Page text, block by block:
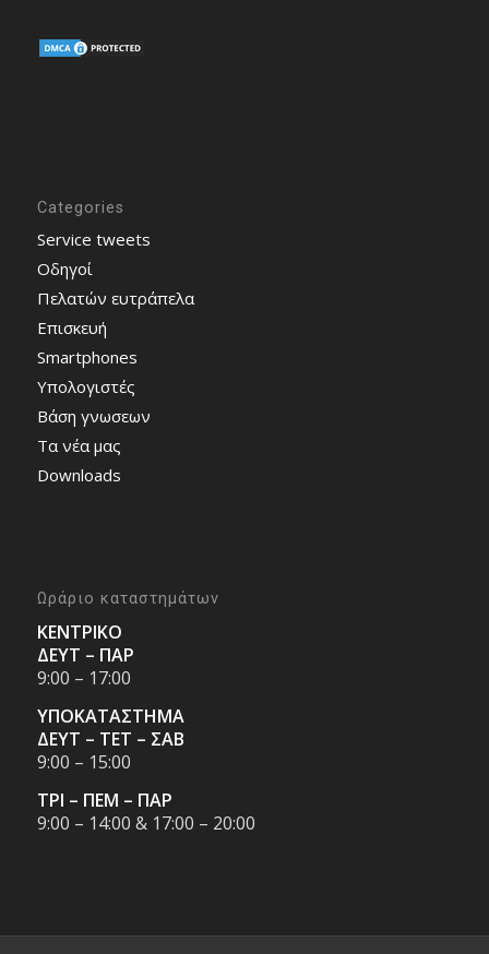
Categories
Service tweets
Οδηγοί
Πελατών ευτράπελα
Επισκευή
Smartphones
Υπολογιστές
Bάση γνωσεων
Τα νέα μας
Downloads
Ωράριο καταστημάτων
ΚΕΝΤΡΙΚΟ
ΔΕΥΤ – ΠΑΡ
9:00 – 17:00
ΥΠΟΚΑΤΑΣΤΗΜΑ
ΔΕΥΤ – ΤΕΤ – ΣΑΒ
9:00 – 15:00
ΤΡΙ – ΠΕΜ – ΠΑΡ
9:00 – 14:00 & 17:00 – 20:00